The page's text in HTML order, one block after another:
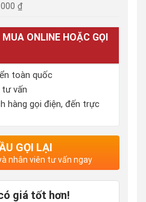
₫
ONLINE HOẶC GỌI
toàn quốc
tư vấn
hàng gọi điện, đến trực
GỌI LẠI
nhân viên tư vấn ngay
giá tốt hơn!